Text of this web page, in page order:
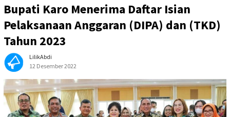
Bupati Karo Menerima Daftar Isian
Pelaksanaan Anggaran (DIPA) dan (TKD)
Tahun 2023
LilikAbdi
12 Desember 2022